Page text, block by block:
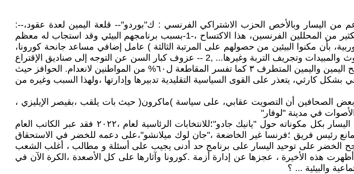
من اليسار وبالأخص الحزب الاشتراكي الفرنسي : ك"بوردو"-- قلعة اليمين لعدة عقود،--:
مارسيليا ،" بورتو "،بواتي،"كرونوبل"،"نانسي"،بيزنسون"،استراسبورغ "؛ليون" ؛ ويفسر الكثير من المحللين الفرنسين، هذا الاكتساح ،-1-بسبب برنامجهم البيئي وقد استجاب له معظم
بأن مكنوا البيئين من حصولهم على المرتبة الثالثة ) عامل إضافي مساعد جانحة كورونا،
عملت لصالح أطروحتهم، في هو ضرورة الحفاظ على سلامة البيئة من كل الأضرار كالثلوث والمبيدات وتجريف التربة وغيرها... ,2 -- عزوف كبار السن عن التوجه إلى صناديق الإقتراع
،خوفا من إصابتهم بداء كورونا ،هذه الفئات جرت العادة في فرنسا، أن يصوت أغلبها لصالح اليمين واليمين المتطرف ٣ كما تفسر المقاطعة ل٦٠% من المواطنين لانعدام. الحوافز حيث
كارثي، يتعذر على القوى السياسية التقليدية تدبيرها وإدارتها ،ولهذا السبب وغيره من
والمالية ،صوت الأربعون من المئة لصالح الخضر ،٤٠%، وقد اعتبر بعض الصحافين أن التصويت عقابي، على سياسة )ماكرون( حيث بات يلقب ،بقيصر الإيليزي ،
بالعودة إلى تغير المشهد السياسي لصالح البيئين الاجتماعي ،بدأ الحديث على اصطفاف اليسار بكل مكوناته حول "يانيك جادو"؛للانتخابات الرئاسية لعام ،٢٠٢٢ فقد عبر الكاتب العام
رئيس فريق ؛فرنسا غير الخاضعة ،"جان لوك ميلانشو"،على دعمه للخضر في الاستحقاق
الخضر على توحيد اليسار على برنامج حد أدنى يجيب على أسئلة و مطالب ، أغلب الشعب
أظهرت هذه الأخيرة ، عجزها عن إدارة أزمة .كورونا وآثارها على كل الأصعدة ،الكرة الآن في
والبيئية ... ؟